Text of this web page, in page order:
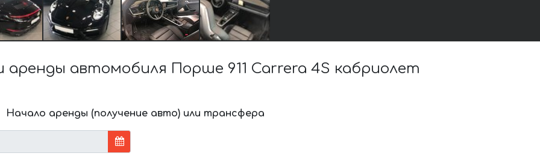
автомобиля Порше 911 Carrera 4S кабриолет
Начало аренды (получение авто) или трансфера